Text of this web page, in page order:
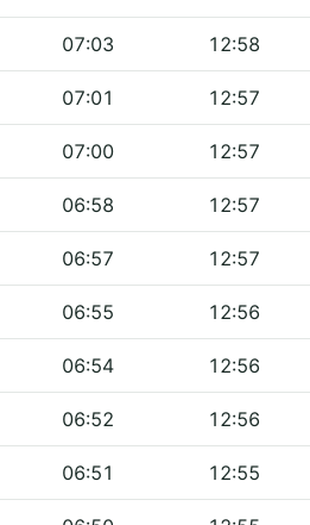
07:03 12:58
07:01 12:57
07:00 12:57
06:58 12:57
06:57 12:57
06:55 12:56
06:54 12:56
06:52 12:56
06:51 12:55